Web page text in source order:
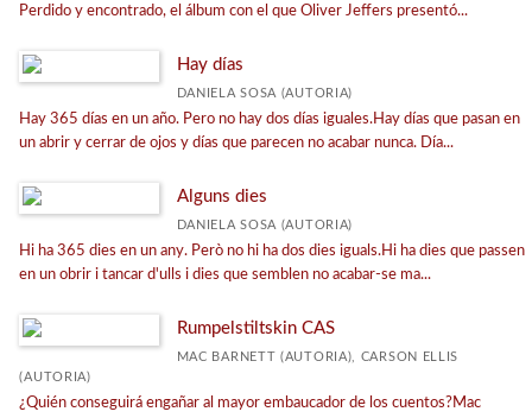
Vagó de versos
Arrelats
Trencadís
Veure-les totes... (21)
Poesia infantil
Primeros lectores
<Genérica>
Perdido y encontrado, el álbum con el que Oliver Jeffers presentó...
Hay días
DANIELA SOSA (AUTORIA)
Hay 365 días en un año. Pero no hay dos días iguales.Hay días que pasan en
un abrir y cerrar de ojos y días que parecen no acabar nunca. Día...
Alguns dies
DANIELA SOSA (AUTORIA)
Hi ha 365 dies en un any. Però no hi ha dos dies iguals.Hi ha dies que passen
en un obrir i tancar d'ulls i dies que semblen no acabar-se ma...
Rumpelstiltskin CAS
MAC BARNETT (AUTORIA), CARSON ELLIS
(AUTORIA)
¿Quién conseguirá engañar al mayor embaucador de los cuentos?Mac